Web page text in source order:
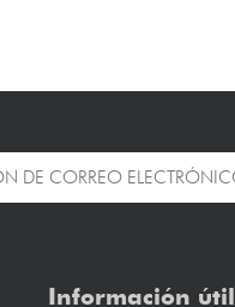
Información útil